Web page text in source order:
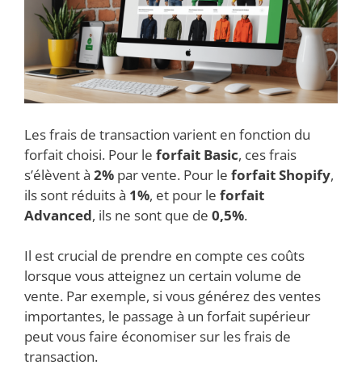
Les frais de transaction varient en fonction du
forfait choisi. Pour le forfait Basic, ces frais
s’élèvent à 2% par vente. Pour le forfait Shopify,
ils sont réduits à 1%, et pour le forfait
Advanced, ils ne sont que de 0,5%.
Il est crucial de prendre en compte ces coûts
lorsque vous atteignez un certain volume de
vente. Par exemple, si vous générez des ventes
importantes, le passage à un forfait supérieur
peut vous faire économiser sur les frais de
transaction.